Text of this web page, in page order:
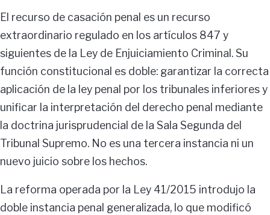
El recurso de casación penal es un recurso
extraordinario regulado en los artículos 847 y
siguientes de la Ley de Enjuiciamiento Criminal. Su
función constitucional es doble: garantizar la correcta
aplicación de la ley penal por los tribunales inferiores y
unificar la interpretación del derecho penal mediante
la doctrina jurisprudencial de la Sala Segunda del
Tribunal Supremo. No es una tercera instancia ni un
nuevo juicio sobre los hechos.
La reforma operada por la Ley 41/2015 introdujo la
doble instancia penal generalizada, lo que modificó